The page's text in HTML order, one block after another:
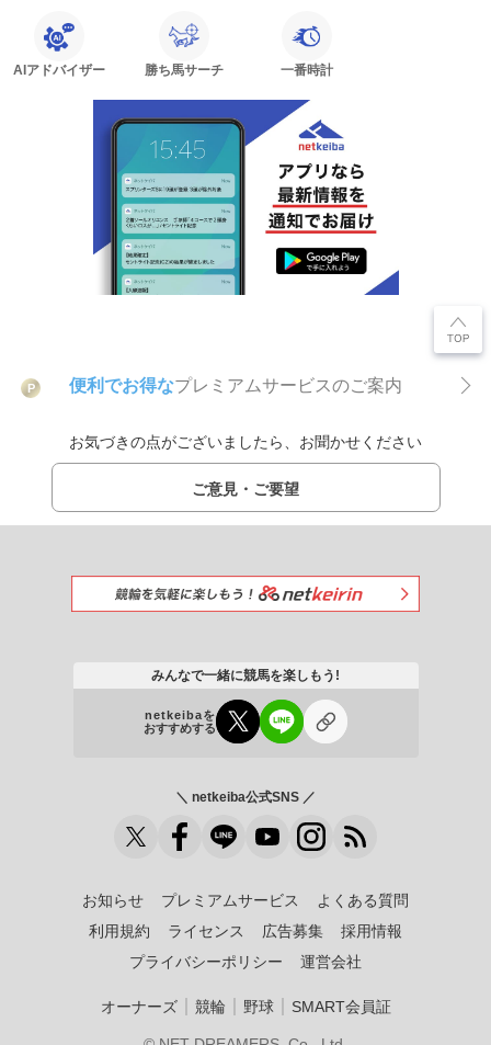
AIアドバイザー 勝ち馬サーチ 一番時計
P 便利でお得なプレミアムサービスのご案内
お気づきの点がございましたら、お聞かせください
ご意見・ご要望
みんなで一緒に競馬を楽しもう!
netkeibaを
おすすめする
＼ netkeiba公式SNS ／
お知らせ プレミアムサービス
よくある質問
利用規約
ライセンス 広告募集
採用情報
プライバシーポリシー
運営会社
オーナーズ｜ 競輪 野球｜ SMART会員証